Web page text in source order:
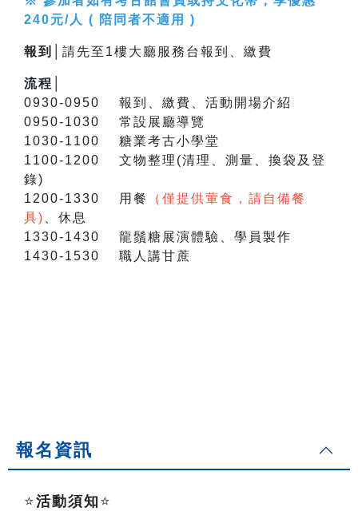
240元/人 ( 陪同者不適用 )
報到│ 請先至1樓大廳服務台報到、繳費
流程│
0930-0950 報到、繳費、活動開場介紹
0950-1030 常設展廳導覽
1030-1100 糖業考古小學堂
1100-1200 文物整理(清理、測量、換袋及登
錄)
1200-1330 用餐
（僅提供葷食，請自備餐
具)
、休息
1330-1430 龍鬚糖展演體驗、學員製作
1430-1530 職人講甘蔗
報名資訊
⭐️活動須知 ⭐️